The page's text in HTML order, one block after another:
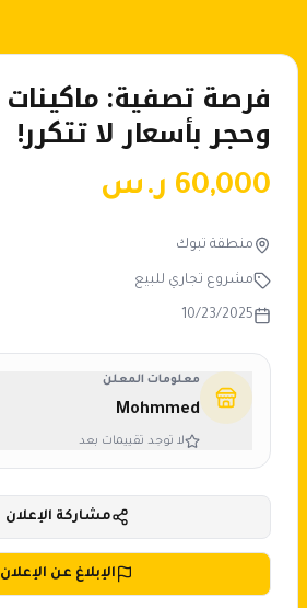
وحجر بأسعار لا تتكرر!
60,000 ر.س
منطقة تبوك
مشروع تجاري للبيع
10/23/2025
معلومات المعلن
Mohmmed
لا توجد تقييمات بعد
مشاركة الإعلان
الإبلاغ عن الإعلان